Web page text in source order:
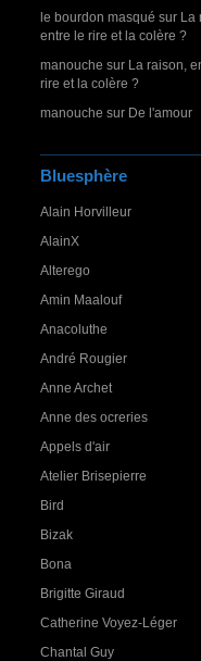
le bourdon masqué sur La
entre le rire et la colère ?
manouche sur La raison,
rire et la colère ?
manouche sur De l'amour
Bluesphère
Alain Horvilleur
AlainX
Alterego
Amin Maalouf
Anacoluthe
André Rougier
Anne Archet
Anne des ocreries
Appels d'air
Atelier Brisepierre
Bird
Bizak
Bona
Brigitte Giraud
Catherine Voyez-Léger
Chantal Guy